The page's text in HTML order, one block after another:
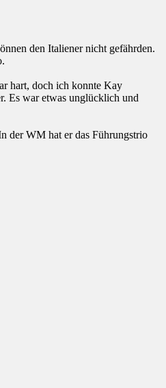
den Italiener nicht gefährden.
hart, doch ich konnte Kay
Es war etwas unglücklich und
der WM hat er das Führungstrio